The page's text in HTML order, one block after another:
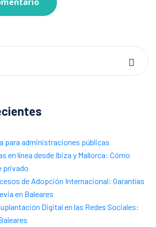
para administraciones públicas
en línea desde Ibiza y Mallorca: Cómo
privado
de Adopción Internacional: Garantías
en Baleares
Digital en las Redes Sociales: